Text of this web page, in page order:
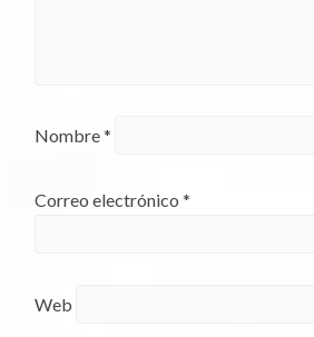
Nombre*
Correo electrónico*
Web